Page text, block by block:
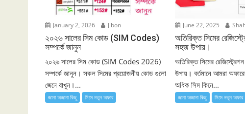
January 2, 2026 Jibon
২০২৬ সালের সিম কোড (SIM Codes)
সম্পর্কে জানুন
২০২৬ সালের সিম কোড (SIM Codes 2026)
সম্পর্কে জানুন। সকল সিমের প্রয়োজনীয় কোড গুলো
জেনে রাখুন।...
জানা অজানা কিছু সিমে নতুন ‍অফার
June 22, 2025
অতিরিক্ত সিমের
সহজ উপায়।
অতিরিক্ত সিমের
উপায়। বর্তমানে আমরা
অধিক সিম কিনে...
জানা অজানা কিছু সিমে নতুন ‍অফার